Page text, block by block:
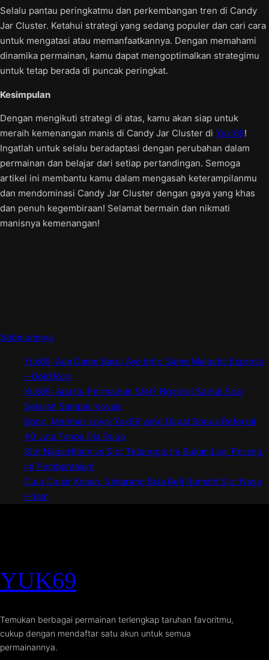
Selalu pantau peringkatmu dan perkembangan tren di Candy
Jar Cluster. Ketahui strategi yang sedang populer dan cari cara
untuk mengatasi atau memanfaatkannya. Dengan memahami
dinamika permainan, kamu dapat mengoptimalkan strategimu
untuk tetap berada di puncak peringkat.
Kesimpulan
Dengan mengikuti strategi di atas, kamu akan siap untuk
meraih kemenangan manis di Candy Jar Cluster di Yuk 69!
Ingatlah untuk selalu beradaptasi dengan perubahan dalam
permainan dan belajar dari setiap pertandingan. Semoga
artikel ini membantu kamu dalam mengasah keterampilanmu
dan mendominasi Candy Jar Cluster dengan gaya yang khas
dan penuh kegembiraan! Selamat bermain dan nikmati
manisnya kemenangan!
Sebelumnya
Yuk69: Ada Game Baru! Ayo Intip Game Majestic Express
– Gold Run!
Yuk69: Apa Itu Permainan Slot? Ngobrol Santai Soal
Sejarah Sampai Inovasi
Bono, Member Loyal Yuk69 yang Dapat Bonus Referral
40 Juta Tanpa Dia Duga
Slot Naga Hitam vs Slot Tetangga: Ini Bukan Lagi Perang,
Ini Pembantaian!
Dulu Diusir Kosan, Sekarang Bisa Beli Rumah! Slot Naga
Hitam
YUK69
Temukan berbagai permainan terlengkap taruhan favoritmu,
cukup dengan mendaftar satu akun untuk semua
permainannya.